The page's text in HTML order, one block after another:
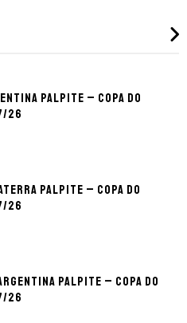
palpite – Copa do
26
palpite – Copa do
26
palpite – Copa do
26